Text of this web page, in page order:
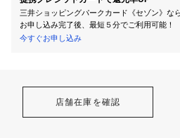
三井ショッピングパークカード《セゾン》な
お申し込み完了後、最短５分でご利用可能！
今すぐお申し込み
店舗在庫を確認